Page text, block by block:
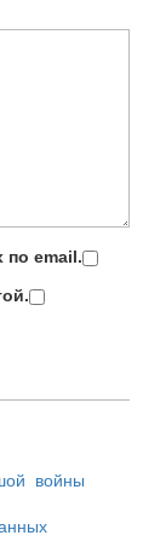
по email.
войны